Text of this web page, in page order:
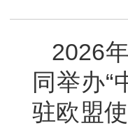
2026
同举办
驻欧盟